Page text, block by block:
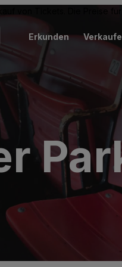
von Tickets. Die Preise
Erkunden